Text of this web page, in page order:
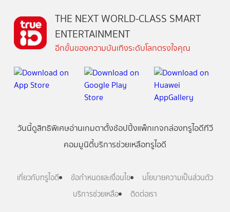
THE NEXT WORLD-CLASS SMART
ENTERTAINMENT
อีกขั้นของความบันเทิงระดับโลกตรงใจคุณ
วันนี้ดูสิทธิพิเศษอ่านเกมตาตั้งช้อปปิ้งแพ็กเกจกล่องทรูไอดีทีวี
คอมมูนิตี้บริการช่วยเหลือทรูไอดี
เกี่ยวกับทรูไอดี ข้อกำหนดและเงื่อนไข
นโยบายความเป็นส่วนตัว
บริการช่วยเหลือ
ติดต่อเรา